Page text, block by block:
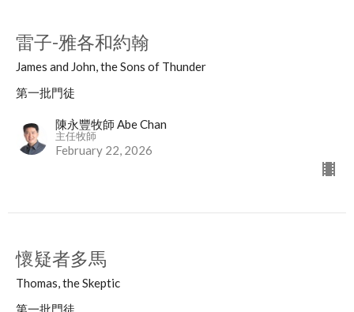
雷子-雅各和約翰
James and John, the Sons of Thunder
第一批門徒
陳永豐牧師 Abe Chan
主任牧師
February 22, 2026
懷疑者多馬
Thomas, the Skeptic
第一批門徒